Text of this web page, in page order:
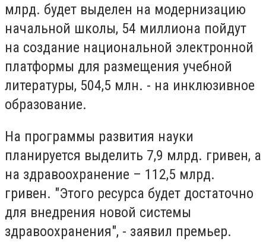
млрд. будет выделен на модернизацию
начальной школы, 54 миллиона пойдут
на создание национальной электронной
платформы для размещения учебной
литературы, 504,5 млн. - на инклюзивное
образование.
На программы развития науки
планируется выделить 7,9 млрд. гривен, а
на здравоохранение – 112,5 млрд.
гривен. "Этого ресурса будет достаточно
для внедрения новой системы
здравоохранения", - заявил премьер.